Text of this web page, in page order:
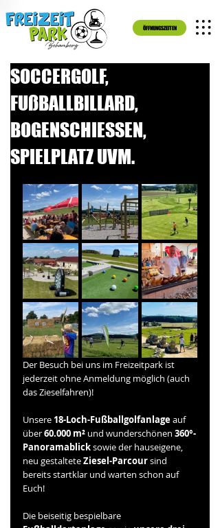
ÖFFNUNGSZEITEN
SOCCERGOLF,
FUßBALLBILLARD,
BOGENSCHIESSEN,
SPIELPLATZ UVM.
Der Besuch bei uns im Freizeitpark ist
jederzeit ohne Anmeldung möglich (auch
das Zieselfahren)!
Unsere 18-Loch-Fußballgolfanlage auf
über 60.000 m² und wunderschönen 360°-
Panoramablick sowie der hauseigene,
neu gestaltete Ziesel-Parcour sind
bereits startklar und warten schon auf
Euch!
Die beiseitig bespielbare